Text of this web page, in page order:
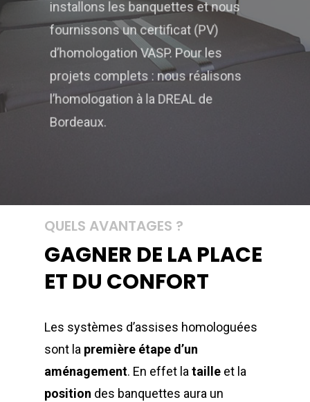
installons les banquettes et nous
fournissons un certificat (PV)
d’homologation VASP. Pour les
projets complets : nous réalisons
l’homologation à la DREAL de
Bordeaux.
QUELS AVANTAGES ?
GAGNER DE LA PLACE
ET DU CONFORT
Les systèmes d’assises homologuées
sont la première étape d’un
aménagement. En effet lataille et la
position des banquettes aura un